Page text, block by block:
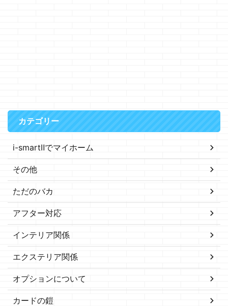
カテゴリー
i-smartⅡでマイホーム
その他
ただのバカ
アフター対応
インテリア関係
エクステリア関係
オプションについて
カードの鎧